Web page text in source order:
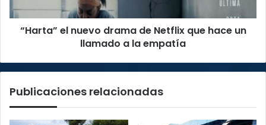
un
llamado
“Harta” el nuevo drama de Netflix que hace un
llamado a la empatía
Publicaciones relacionadas